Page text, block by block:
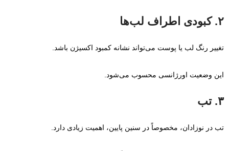
۲. کبودی اطراف لب‌ها
تغییر رنگ لب یا پوست می‌تواند نشانه کمبود اکسیژن باشد.
این وضعیت اورژانسی محسوب می‌شود.
۳. تب
تب در نوزادان، مخصوصاً در سنین پایین، اهمیت زیادی دارد.